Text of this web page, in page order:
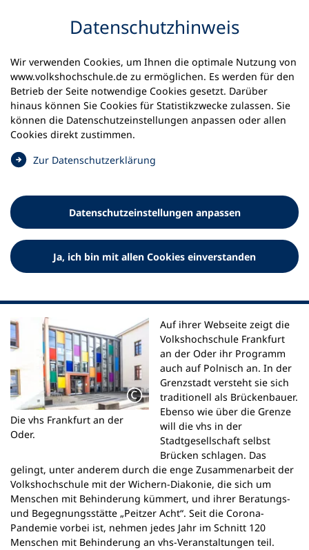
Datenschutz­hinweis
Wir verwenden Cookies, um Ihnen die optimale Nutzung von
www.volkshochschule.de zu ermöglichen. Es werden für den
Betrieb der Seite notwendige Cookies gesetzt. Darüber
hinaus können Sie Cookies für Statistikzwecke zulassen. Sie
können die Datenschutz­einstellungen anpassen oder allen
Cookies direkt zustimmen.
Zur Datenschutz­erklärung
i
Datenschutz­einstellungen anpassen
Ja, ich bin mit allen Cookies einverstanden
#zukunftsort_vhs: Lernen auf dem Land
vhs als Ort der Demokratie
Trends, Events und Mut zu schwierigen Themen
Trends, Events und Mut zu
schwierigen Themen
vhs Frankfurt an der Oder bietet anspruchsvolles
Programm für Menschen mit Teilhabeeinschränkung
oder Beeinträchtigung
Die vhs Frankfurt an der
Oder.
Auf ihrer Webseite zeigt die
Volkshochschule Frankfurt
an der Oder ihr Programm
auch auf Polnisch an. In der
Grenzstadt versteht sie sich
traditionell als Brückenbauer.
Ebenso wie über die Grenze
will die vhs in der
Stadtgesellschaft selbst
Brücken schlagen. Das
gelingt, unter anderem durch die enge Zusammenarbeit der
Volkshochschule mit der Wichern-Diakonie, die sich um
Menschen mit Behinderung kümmert, und ihrer Beratungs-
und Begegnungsstätte „Peitzer Acht“. Seit die Corona-
Pandemie vorbei ist, nehmen jedes Jahr im Schnitt 120
Menschen mit Behinderung an vhs-Veranstaltungen teil.